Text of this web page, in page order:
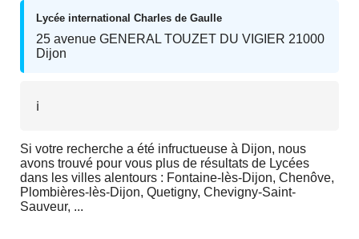
Lycée international Charles de Gaulle
25 avenue GENERAL TOUZET DU VIGIER 21000
Dijon
ℹ️
Si votre recherche a été infructueuse à Dijon, nous
avons trouvé pour vous plus de résultats de Lycées
dans les villes alentours : Fontaine-lès-Dijon, Chenôve,
Plombières-lès-Dijon, Quetigny, Chevigny-Saint-
Sauveur, ...